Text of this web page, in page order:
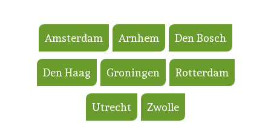
Amsterdam Arnhem Den Bosch
Den Haag Groningen Rotterdam
Utrecht Zwolle